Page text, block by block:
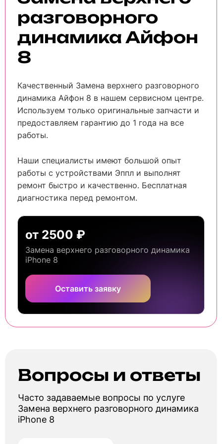
разговорного
динамика Айфон
8
Качественный Замена верхнего разговорного
динамика Айфон 8 в нашем сервисном центре.
Используем только оригинальные запчасти и
предоставляем гарантию до 1 года на все
работы.
Наши специалисты имеют большой опыт
работы с устройствами Эппл и выполнят
ремонт быстро и качественно. Бесплатная
диагностика перед ремонтом.
от 2500 ₽
Замена верхнего разговорного динамика
iPhone 8
Оставить заявку
Вопросы и ответы
Часто задаваемые вопросы по услуге
Замена верхнего разговорного динамика
iPhone 8